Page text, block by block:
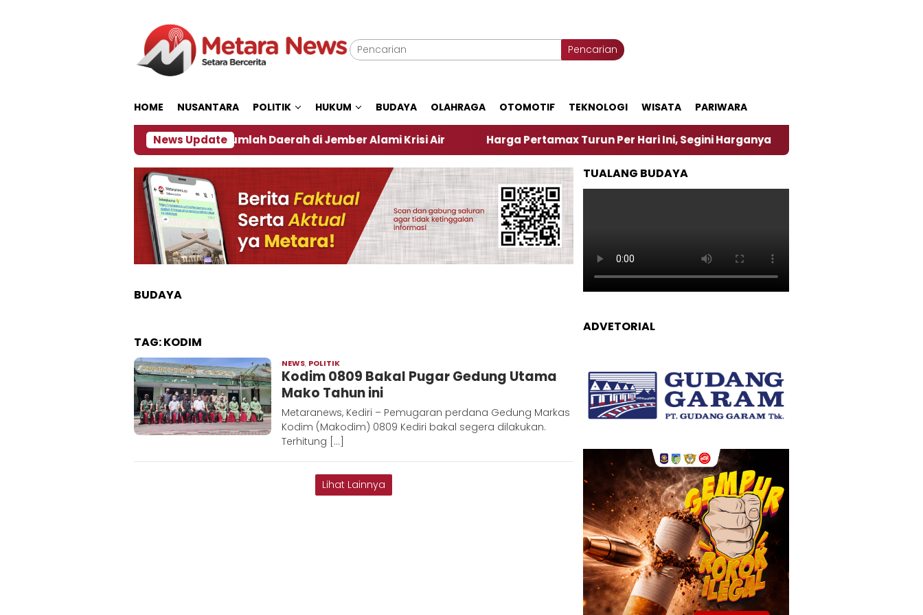
Pencarian
HOME NUSANTARA POLITIK HUKUM BUDAYA OLAHRAGA OTOMOTIF TEKNOLOGI WISATA PARIWARA
News Update
Dampak El Nino, Sejumlah Daerah di Jember Alami Krisi Air Harga Pertamax Turun Per Hari Ini, Segini Harganya ‎Nasirun Maestro Lukis
BUDAYA
TAG:KODIM
NEWS, POLITIK
Metara
Kodim 0809 Bakal Pugar Gedung Utama
Mako Tahun ini
Metaranews, Kediri – Pemugaran perdana Gedung Markas
Kodim (Makodim) 0809 Kediri bakal segera dilakukan.
Terhitung […]
Lihat Lainnya
TUALANG BUDAYA
ADVETORIAL